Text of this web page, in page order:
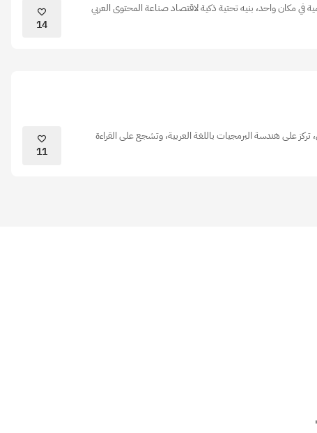
في مكان واحد، بنيه تحتية ذكية لاقتصاد صناعة المحتوى العربي
14
تركز على هندسة البرمجيات باللغة العربية، وتشجع على القراءة
11